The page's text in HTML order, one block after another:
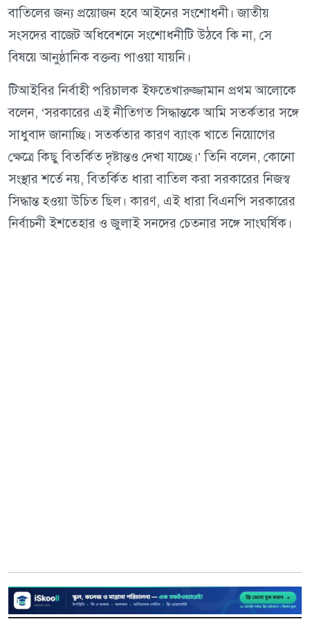
বাতিলের জন্য প্রয়োজন হবে আইনের সংশোধনী। জাতীয়
সংসদের বাজেট অধিবেশনে সংশোধনীটি উঠবে কি না, সে
বিষয়ে আনুষ্ঠানিক বক্তব্য পাওয়া যায়নি।
টিআইবির নির্বাহী পরিচালক ইফতেখারুজ্জামান প্রথম আলোকে
বলেন, ‘সরকারের এই নীতিগত সিদ্ধান্তকে আমি সতর্কতার সঙ্গে
সাধুবাদ জানাচ্ছি। সতর্কতার কারণ ব্যাংক খাতে নিয়োগের
ক্ষেত্রে কিছু বিতর্কিত দৃষ্টান্তও দেখা যাচ্ছে।’ তিনি বলেন, কোনো
সংস্থার শর্তে নয়, বিতর্কিত ধারা বাতিল করা সরকারের নিজস্ব
সিদ্ধান্ত হওয়া উচিত ছিল। কারণ, এই ধারা বিএনপি সরকারের
নির্বাচনী ইশতেহার ও জুলাই সনদের চেতনার সঙ্গে সাংঘর্ষিক।